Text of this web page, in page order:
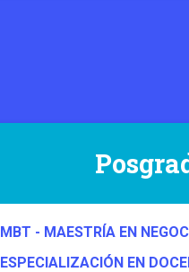
MBT - MAESTRÍA EN
ESPECIALIZACIÓN EN